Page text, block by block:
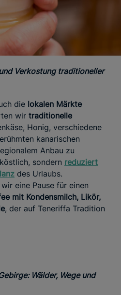
Verkostung traditioneller
die lokalen Märkte
wir traditionelle
Honig, verschiedene
kanarischen
Anbau zu
sondern reduziert
des Urlaubs.
eine Pause für einen
mit Kondensmilch, Likör,
, der auf Teneriffa Tradition
Wälder, Wege und